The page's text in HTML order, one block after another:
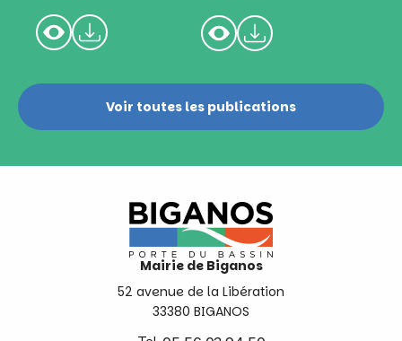
Voir toutes les publications
Mairie de Biganos
52 avenue de la Libération
33380 BIGANOS